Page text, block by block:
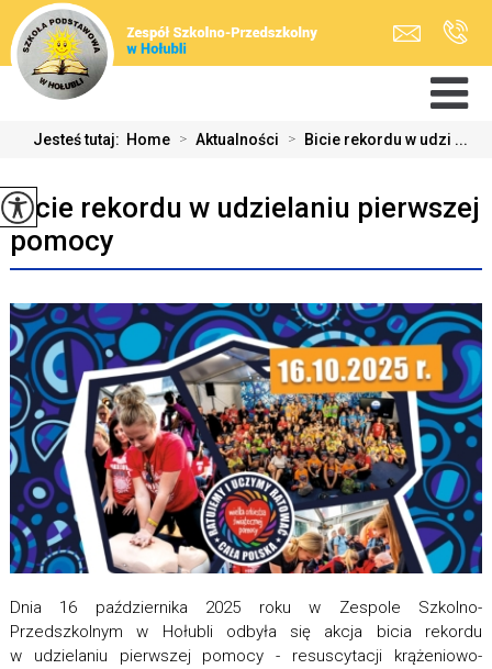
Jesteś tutaj: Home > Aktualności > Bicie rekordu w udzi ...
Bicie rekordu w udzielaniu pierwszej
pomocy
Dnia 16 października 2025 roku w Zespole Szkolno-
Przedszkolnym w Hołubli odbyła się akcja bicia rekordu
w udzielaniu pierwszej pomocy - resuscytacji krążeniowo-